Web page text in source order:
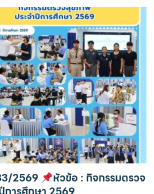
2569
หัวข้อ : กิจกรรมตรวจ